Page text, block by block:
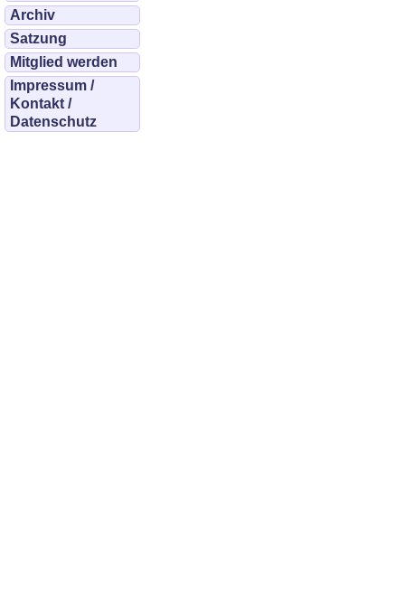
Archiv
Satzung
Mitglied werden
Impressum /
Kontakt /
Datenschutz